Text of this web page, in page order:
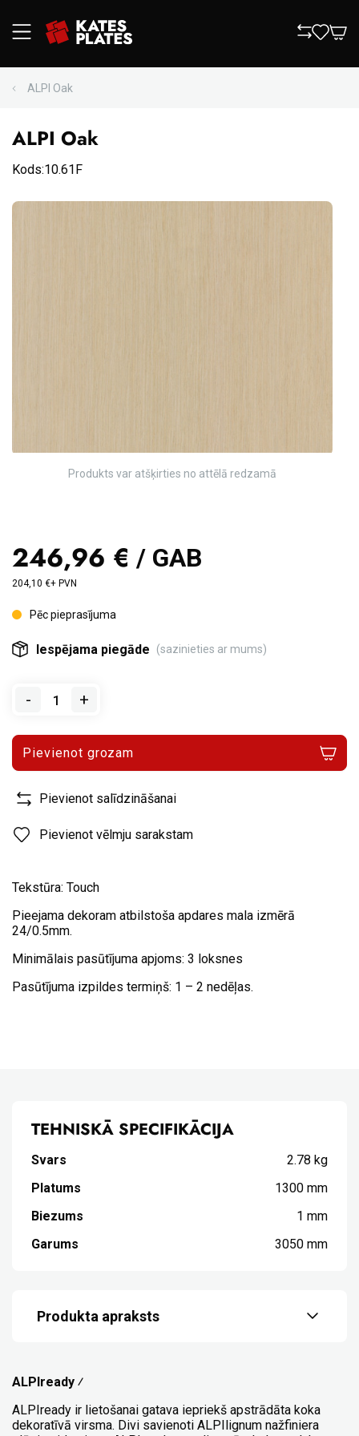
ALPI Oak
ALPI Oak
Kods:10.61F
246,96 € / GAB
204,10 €+ PVN
Pēc pieprasījuma
Iespējama piegāde (sazinieties ar mums)
- +
Pievienot grozam
Pievienot salīdzināšanai
Pievienot vēlmju sarakstam
Produkts var atšķirties no attēlā redzamā
Tekstūra: Touch
Pieejama dekoram atbilstoša apdares mala izmērā
24/0.5mm.
Minimālais pasūtījuma apjoms: 3 loksnes
Pasūtījuma izpildes termiņš: 1 – 2 nedēļas.
TEHNISKĀ SPECIFIKĀCIJA
Svars
2.78 kg
Platums
1300 mm
Biezums
1 mm
Garums
3050 mm
Produkta apraksts
ALPIready ⁄
ALPIready ir lietošanai gatava iepriekš apstrādāta koka
dekoratīvā virsma. Divi savienoti ALPIlignum nažfiniera